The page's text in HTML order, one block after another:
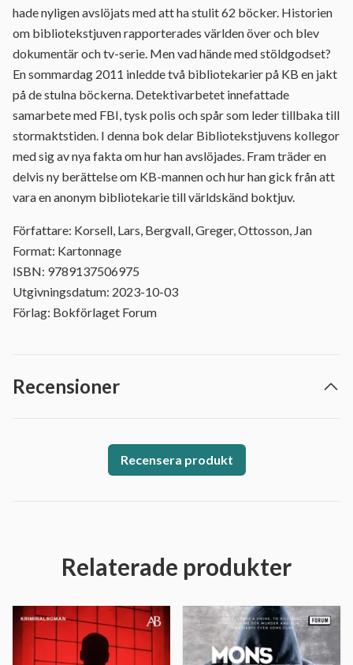
hade nyligen avslöjats med att ha stulit 62 böcker. Historien
om bibliotekstjuven rapporterades världen över och blev
dokumentär och tv-serie. Men vad hände med stöldgodset?
En sommardag 2011 inledde två bibliotekarier på KB en jakt
på de stulna böckerna. Detektivarbetet innefattade
samarbete med FBI, tysk polis och spår som leder tillbaka till
stormaktstiden. I denna bok delar Bibliotekstjuvens kollegor
med sig av nya fakta om hur han avslöjades. Fram träder en
delvis ny berättelse om KB-mannen och hur han gick från att
vara en anonym bibliotekarie till världskänd boktjuv.
Författare: Korsell, Lars, Bergvall, Greger, Ottosson, Jan
Format: Kartonnage
ISBN: 9789137506975
Utgivningsdatum: 2023-10-03
Förlag: Bokförlaget Forum
Recensioner
Recensera produkt
Relaterade produkter